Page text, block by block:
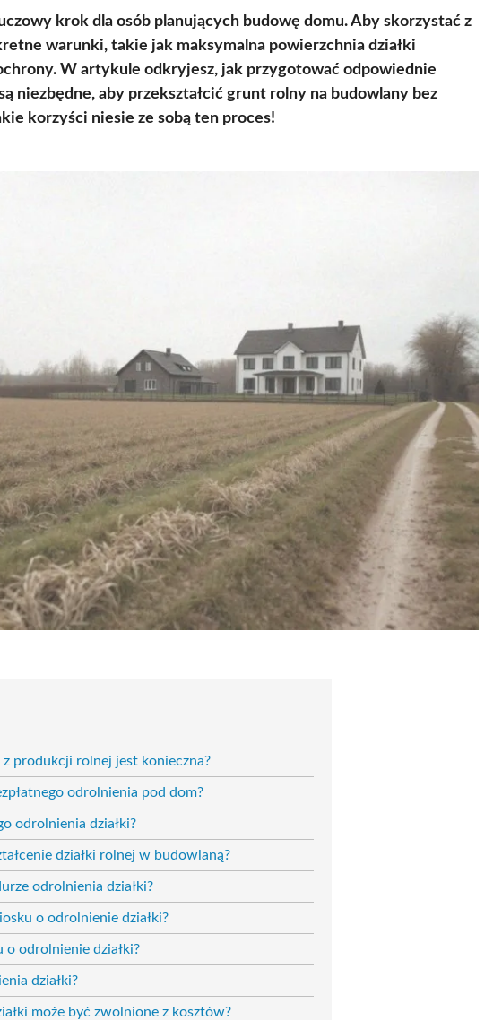
krok dla osób planujących budowę domu. Aby skorzystać z
warunki, takie jak maksymalna powierzchnia działki
W artykule odkryjesz, jak przygotować odpowiednie
niezbędne, aby przekształcić grunt rolny na budowlany bez
korzyści niesie ze sobą ten proces!
produkcji rolnej jest konieczna?
odrolnienia pod dom?
odrolnienia działki?
działki rolnej w budowlaną?
odrolnienia działki?
o odrolnienie działki?
o odrolnienie działki?
działki?
może być zwolnione z kosztów?